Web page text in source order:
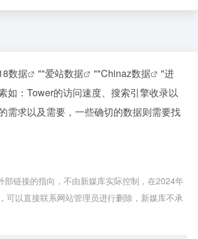
数据 ""爱站数据 ""Chinaz数据
"进
如：Tower的访问速度、搜索引擎收录以
需求以及需要，一些确切的数据则需要找
链接的指向，不由新媒库实际控制，在2024年
以直接联系网站管理员进行删除，新媒库不承